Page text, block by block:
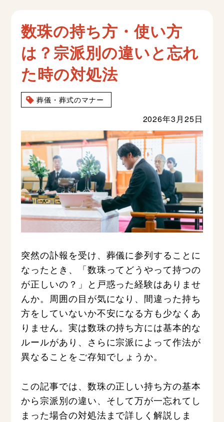
数珠の持ち方・使い方
は？宗派別の違いと忘れ
た時の対処法
葬儀・葬式のマナー
2026年3月25日
突然の訃報を受け、葬儀に参列することに
なったとき、「数珠ってどうやって持つの
が正しいの？」と戸惑った経験はありませ
んか。周囲の目が気になり、間違った持ち
方をしていないか不安になる方も少なくあ
りません。実は数珠の持ち方には基本的な
ルールがあり、さらに宗派によって作法が
異なることをご存知でしょうか。
この記事では、数珠の正しい持ち方の基本
から宗派別の違い、そして万が一忘れてし
まった場合の対処法まで詳しく解説しま